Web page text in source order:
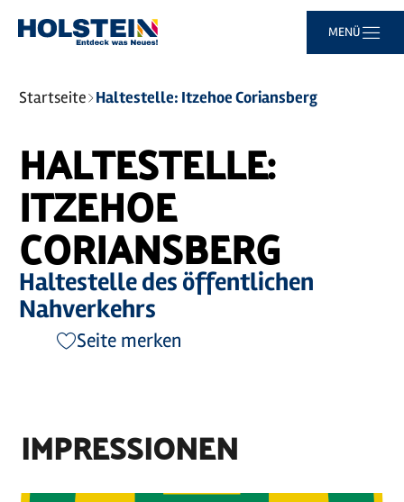
MENÜ
Sie
sind
Startseite Haltestelle: Itzehoe Coriansberg
HALTESTELLE:
ITZEHOE
CORIANSBERG
Haltestelle des öffentlichen
Nahverkehrs
Seite merken
IMPRESSIONEN